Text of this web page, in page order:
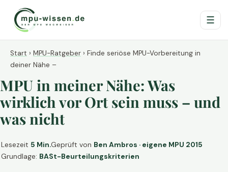
☰
Start › MPU-Ratgeber › Finde seriöse MPU-Vorbereitung in
deiner Nähe –
MPU in meiner Nähe: Was
wirklich vor Ort sein muss – und
was nicht
Lesezeit 5 Min.Geprüft von Ben Ambros · eigene MPU 2015
Grundlage: BASt-Beurteilungskriterien